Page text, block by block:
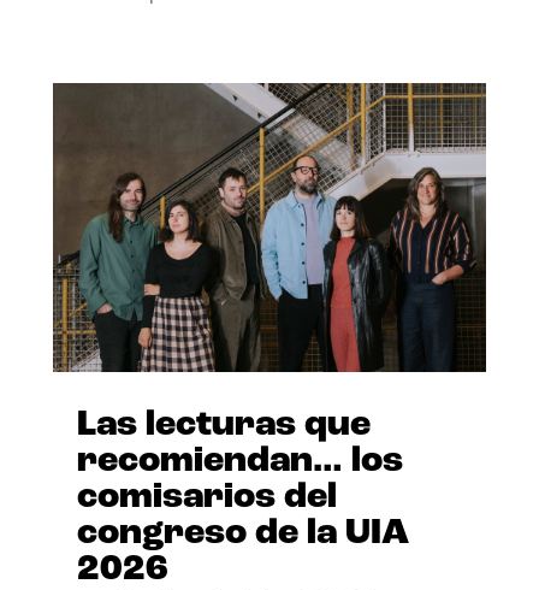
Las lecturas que
recomiendan… los
comisarios del
congreso de la UIA
2026